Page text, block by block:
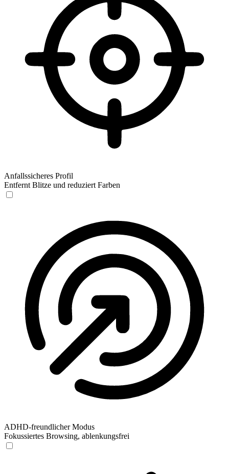
Anfallssicheres Profil
Entfernt Blitze und reduziert Farben
ADHD-freundlicher Modus
Fokussiertes Browsing, ablenkungsfrei